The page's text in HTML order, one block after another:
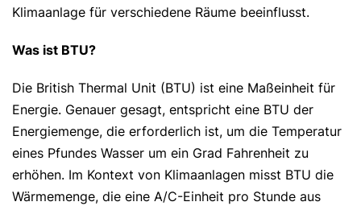
Klimaanlage für verschiedene Räume beeinflusst.
Was ist BTU?
Die British Thermal Unit (BTU) ist eine Maßeinheit für
Energie. Genauer gesagt, entspricht eine BTU der
Energiemenge, die erforderlich ist, um die Temperatur
eines Pfundes Wasser um ein Grad Fahrenheit zu
erhöhen. Im Kontext von Klimaanlagen misst BTU die
Wärmemenge, die eine A/C-Einheit pro Stunde aus